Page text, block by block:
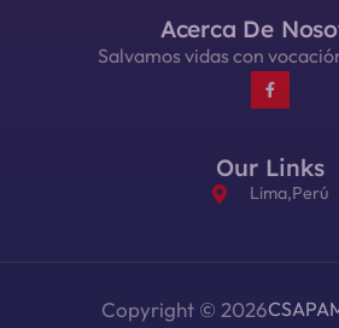
Acerca De
Salvamos vidas con
Our Links
Lima,Perú
Copyright © 2026